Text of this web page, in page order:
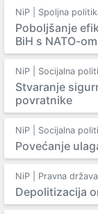
NiP | Spoljna
Poboljšanje
BiH s NATO-om
NiP | Socijalna
Stvaranje
povratnike
NiP | Socijalna
Povećanje
NiP | Pravna država
Depolitizacija